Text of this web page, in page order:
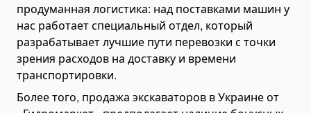
Сваебойные коперы
Сваевдавливающие установки
Оборудование для резки свай
Дизель-молоты
Сваебойные машины
продуманная логистика: над поставками машин у
нас работает специальный отдел, который
разрабатывает лучшие пути перевозки с точки
зрения расходов на доставку и времени
транспортировки.
Более того, продажа экскаваторов в Украине от